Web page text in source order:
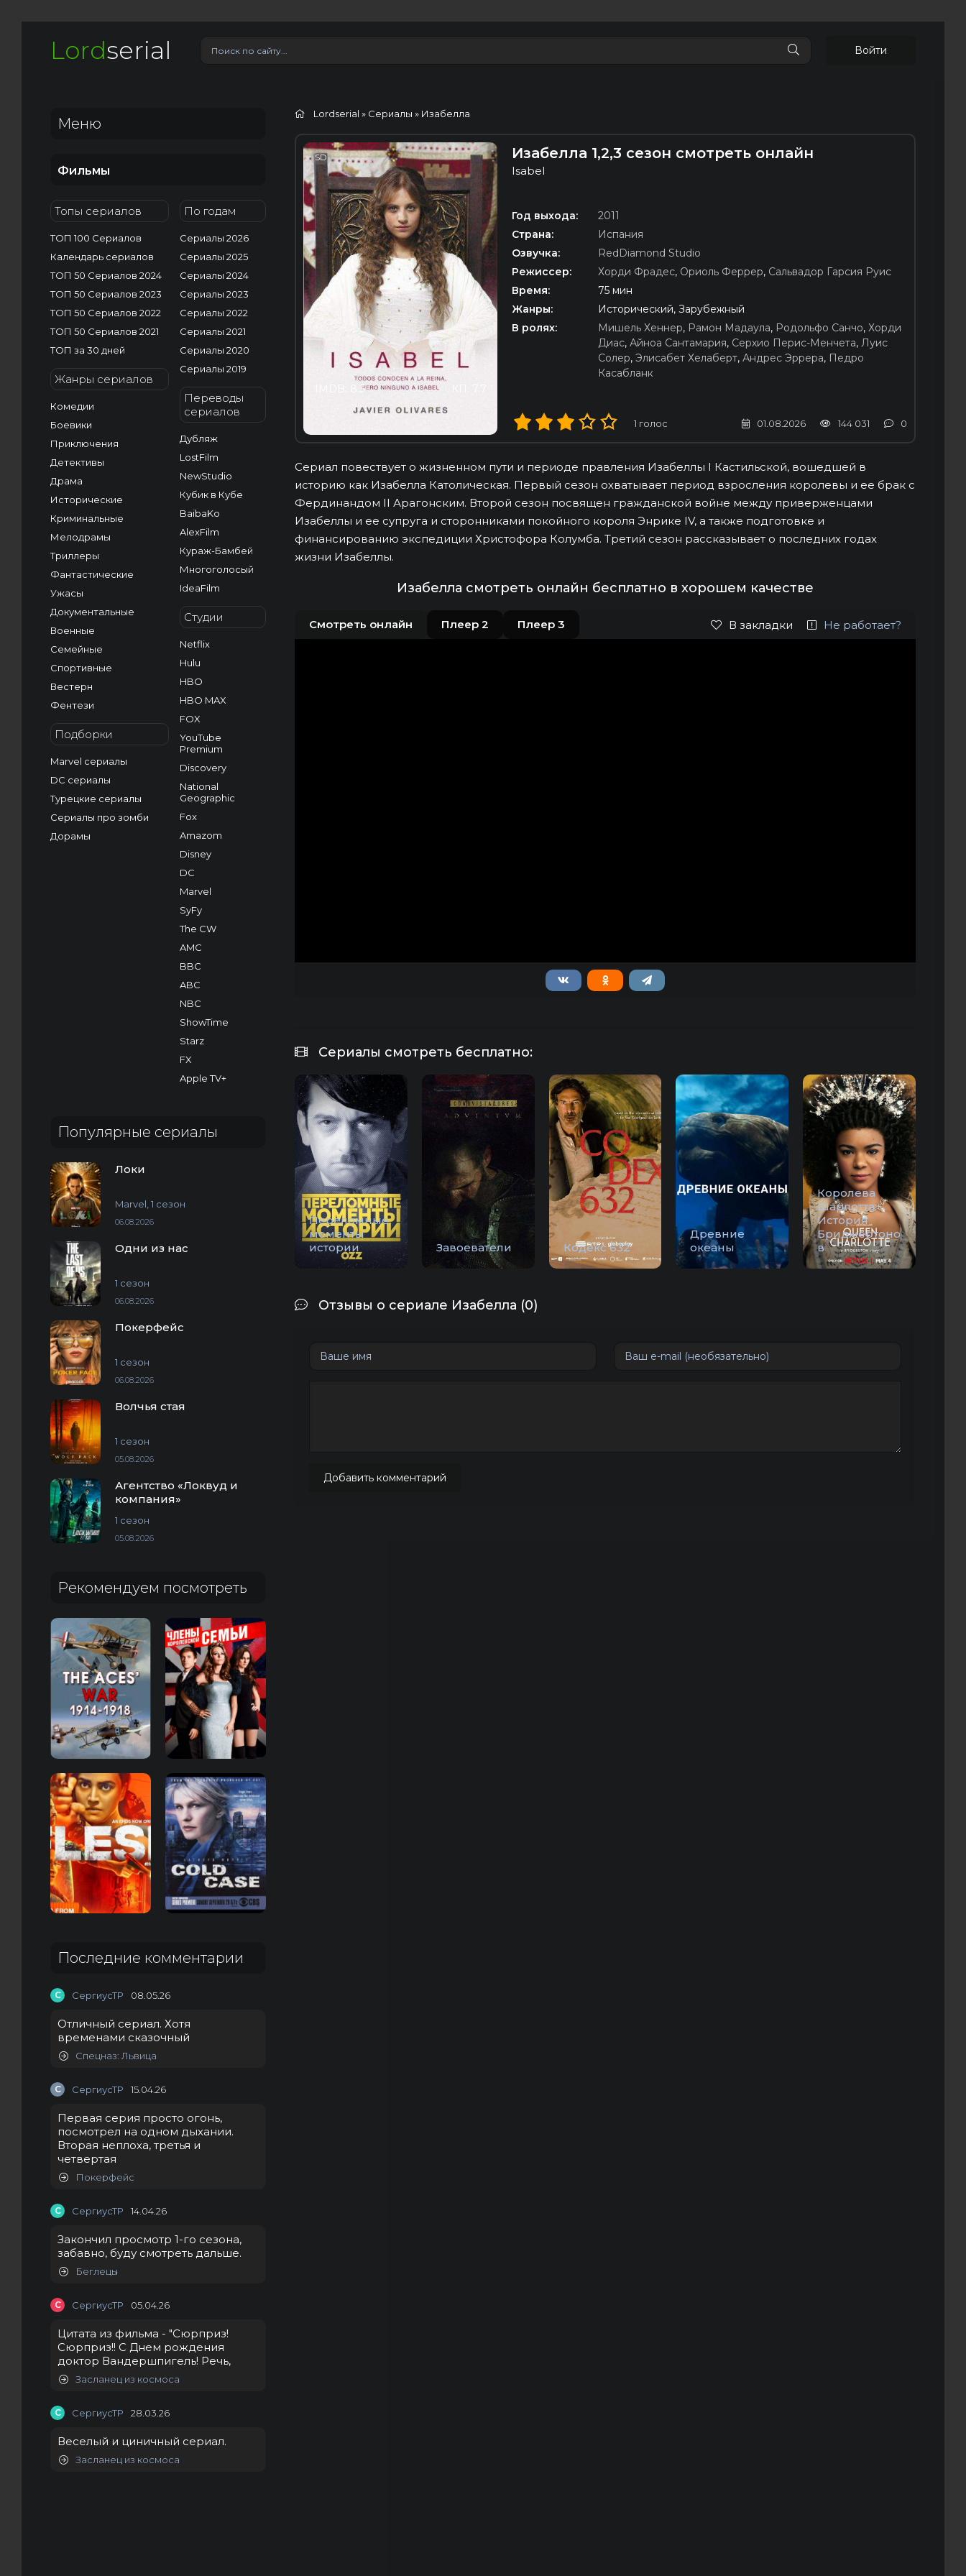
Lordserial Войти
Меню
Фильмы
Топы сериалов
ТОП 100 Сериалов
Календарь сериалов
ТОП 50 Сериалов 2024
ТОП 50 Сериалов 2023
ТОП 50 Сериалов 2022
ТОП 50 Сериалов 2021
ТОП за 30 дней
Жанры сериалов
Комедии
Боевики
Приключения
Детективы
Драма
Исторические
Криминальные
Мелодрамы
Триллеры
Фантастические
Ужасы
Документальные
Военные
Семейные
Спортивные
Вестерн
Фентези
Подборки
Marvel сериалы
DC сериалы
Турецкие сериалы
Сериалы про зомби
Дорамы
По годам
Сериалы 2026
Сериалы 2025
Сериалы 2024
Сериалы 2023
Сериалы 2022
Сериалы 2021
Сериалы 2020
Сериалы 2019
Переводы
сериалов
Дубляж
LostFilm
NewStudio
Кубик в Кубе
BaibaKo
AlexFilm
Кураж-Бамбей
Многоголосый
IdeaFilm
Студии
Netflix
Hulu
HBO
HBO MAX
FOX
YouTube
Premium
Discovery
National
Geographic
Fox
Amazom
Disney
DC
Marvel
SyFy
The CW
AMC
BBC
ABC
NBC
ShowTime
Starz
FX
Apple TV+
Популярные сериалы
Локи
Marvel, 1 сезон
06.08.2026
Одни из нас
1 сезон
06.08.2026
Покерфейс
1 сезон
06.08.2026
Волчья стая
1 сезон
05.08.2026
Агентство «Локвуд и
компания»
1 сезон
05.08.2026
Рекомендуем посмотреть
Последние комментарии
С СергиусТР 08.05.26
Отличный сериал. Хотя
временами сказочный
Спецназ: Львица
С СергиусТР 15.04.26
Первая серия просто огонь,
посмотрел на одном дыхании.
Вторая неплоха, третья и
четвертая
Покерфейс
С СергиусТР 14.04.26
Закончил просмотр 1-го сезона,
забавно, буду смотреть дальше.
Беглецы
С СергиусТР 05.04.26
Цитата из фильма - "Сюрприз!
Сюрприз!! С Днем рождения
доктор Вандершпигель! Речь,
Засланец из космоса
С СергиусТР 28.03.26
Веселый и циничный сериал.
Засланец из космоса
Lordserial » Сериалы » Изабелла
SD
IMDB: 8.3
Изабелла 1,2,3 сезон смотреть онлайн
Isabel
Год выхода:
2011
Страна:
Испания
Озвучка:
RedDiamond Studio
Режиссер:
Хорди Фрадес, Ориоль Феррер, Сальвадор Гарсия Руис
Время:
75 мин
Жанры:
Исторический, Зарубежный
В ролях:
Мишель Хеннер, Рамон Мадаула, Родольфо Санчо, Хорди
Диас, Айноа Сантамария, Серхио Перис-Менчета, Луис
Солер, Элисабет Хелаберт, Андрес Эррера, Педро
Касабланк
1 голос 01.08.2026 144 031 0
Сериал повествует о жизненном пути и периоде правления Изабеллы I Кастильской, вошедшей в
историю как Изабелла Католическая. Первый сезон охватывает период взросления королевы и ее брак с
Фердинандом II Арагонским. Второй сезон посвящен гражданской войне между приверженцами
Изабеллы и ее супруга и сторонниками покойного короля Энрике IV, а также подготовке и
финансированию экспедиции Христофора Колумба. Третий сезон рассказывает о последних годах
жизни Изабеллы.
Изабелла смотреть онлайн бесплатно в хорошем качестве
Смотреть онлайн Плеер 2 Плеер 3 В закладки Не работает?
Сериалы смотреть бесплатно:
Переломные
моменты
истории
Завоеватели Кодекс 632
Древние
океаны
Королева
Шарлотта:
История
Бриджертоно
в
Отзывы о сериале Изабелла (0)
Добавить комментарий